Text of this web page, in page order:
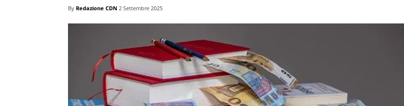
By Redazione CDN 2 Settembre 2025